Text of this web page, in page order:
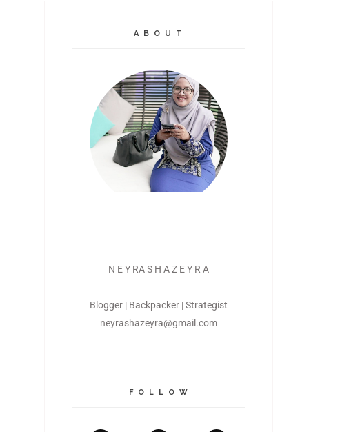
A B O U T
N E Y RA S H A Z E Y R A
Blogger | Backpacker | Strategist
neyrashazeyra@gmail.com
F O L L O W